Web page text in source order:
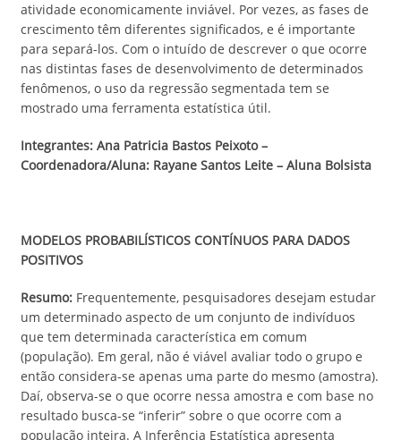
atividade economicamente inviável. Por vezes, as fases de
crescimento têm diferentes significados, e é importante
para separá-los. Com o intuído de descrever o que ocorre
nas distintas fases de desenvolvimento de determinados
fenômenos, o uso da regressão segmentada tem se
mostrado uma ferramenta estatística útil.
Integrantes: Ana Patricia Bastos Peixoto –
Coordenadora/Aluna: Rayane Santos Leite – Aluna Bolsista
MODELOS PROBABILÍSTICOS CONTÍNUOS PARA DADOS
POSITIVOS
Resumo: Frequentemente, pesquisadores desejam estudar
um determinado aspecto de um conjunto de indivíduos
que tem determinada característica em comum
(população). Em geral, não é viável avaliar todo o grupo e
então considera-se apenas uma parte do mesmo (amostra).
Daí, observa-se o que ocorre nessa amostra e com base no
resultado busca-se “inferir” sobre o que ocorre com a
população inteira. A Inferência Estatística apresenta